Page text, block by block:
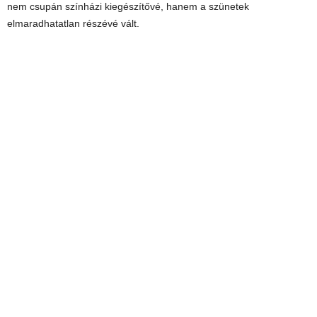
nem csupán színházi kiegészítővé, hanem a szünetek
elmaradhatatlan részévé vált.